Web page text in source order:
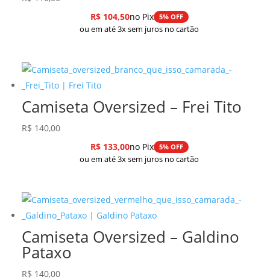
R$104,50no Pix 5% OFF
ou em até 3x sem juros no cartão
Camiseta Oversized – Frei Tito
R$ 140,00
R$133,00no Pix 5% OFF
ou em até 3x sem juros no cartão
Camiseta Oversized – Galdino
Pataxo
R$ 140,00